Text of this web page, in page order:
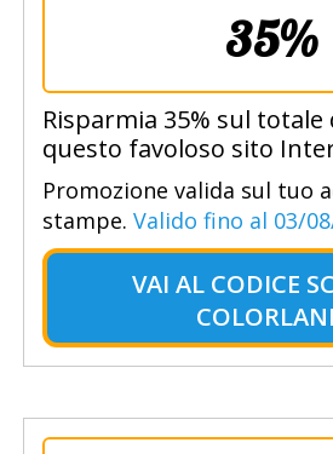
35%
Risparmia 35% sul totale
questo favoloso sito
Promozione valida sul tuo
stampe. Valido fino al 03/
VAI AL CODICE